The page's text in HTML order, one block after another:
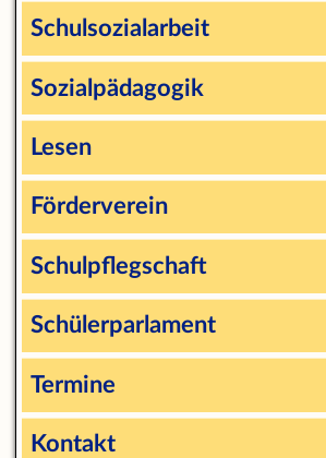
Schulsozialarbeit
Sozialpädagogik
Lesen
Förderverein
Schulpflegschaft
Schülerparlament
Termine
Kontakt